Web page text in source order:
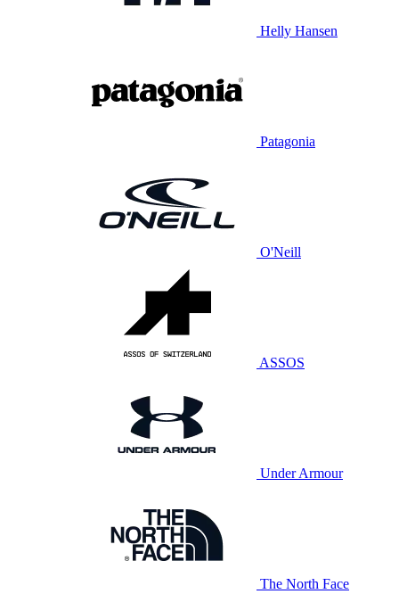
Helly Hansen
Patagonia
O'Neill
ASSOS
Under Armour
The North Face